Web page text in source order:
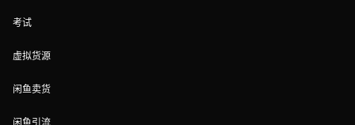
考试
虚拟货源
闲鱼卖货
闲鱼引流